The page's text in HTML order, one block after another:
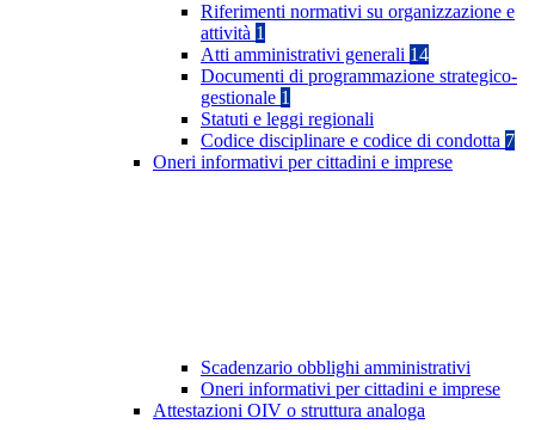
Riferimenti normativi su organizzazione e
attività 1
Atti amministrativi generali 14
Documenti di programmazione strategico-
gestionale 1
Statuti e leggi regionali
Codice disciplinare e codice di condotta 7
Oneri informativi per cittadini e imprese
Scadenzario obblighi amministrativi
Oneri informativi per cittadini e imprese
Attestazioni OIV o struttura analoga